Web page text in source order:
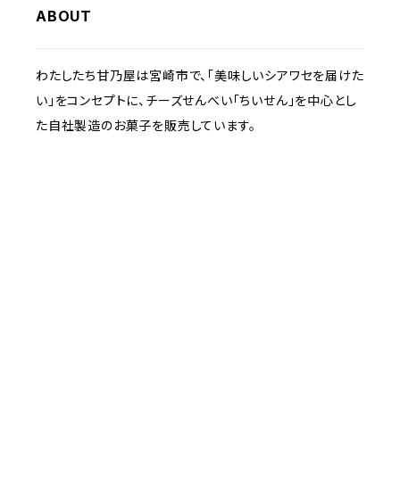
ABOUT
わたしたち甘乃屋は宮崎市で、「美味しいシアワセを届けた
い」をコンセプトに、チーズせんべい「ちいせん」を中心とし
た自社製造のお菓子を販売しています。